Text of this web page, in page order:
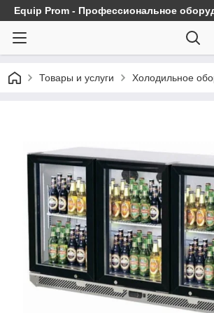
Equip Prom - Профессиональное
Товары и услуги Холодильное